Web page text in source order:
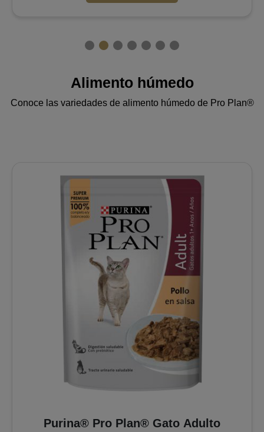
Alimento húmedo
Conoce las variedades de alimento húmedo de Pro Plan®
Purina® Pro Plan® Gato Adulto